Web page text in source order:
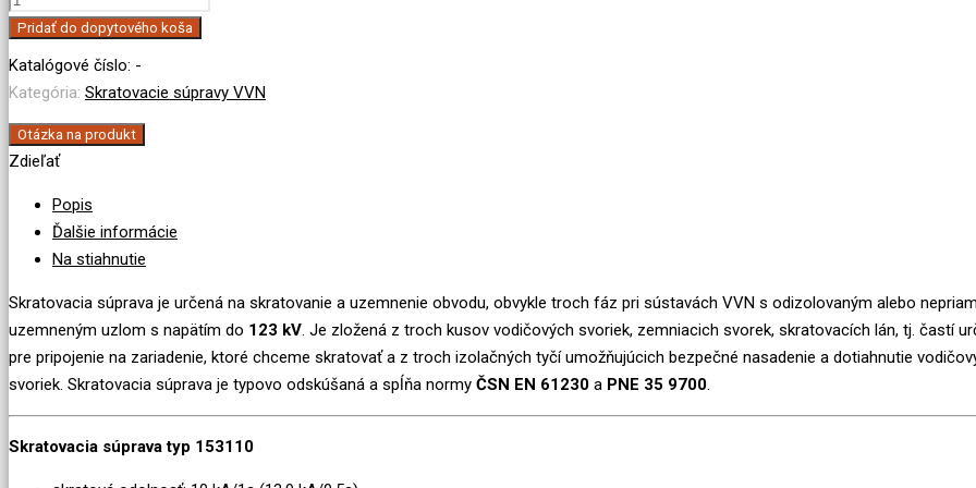
Skratovacia
na
vrchné
Pridať do dopytového koša
Katalógové číslo: -
Kategória: Skratovacie súpravy VVN
Otázka na produkt
Zdieľať
Popis
Ďalšie informácie
Na stiahnutie
Skratovacia súprava je určená na skratovanie a uzemnenie obvodu, obvykle troch fáz pri sústavách VVN s odizolovaným alebo
uzemneným uzlom s napätím do 123 kV. Je zložená z troch kusov vodičových svoriek, zemniacich svorek, skratovacích lán, tj. častí
pre pripojenie na zariadenie, ktoré chceme skratovať a z troch izolačných tyčí umožňujúcich bezpečné nasadenie a dotiahnutie
svoriek. Skratovacia súprava je typovo odskúšaná a spĺňa normy ČSN EN 61230 a PNE 35 9700.
Skratovacia súprava typ 153110